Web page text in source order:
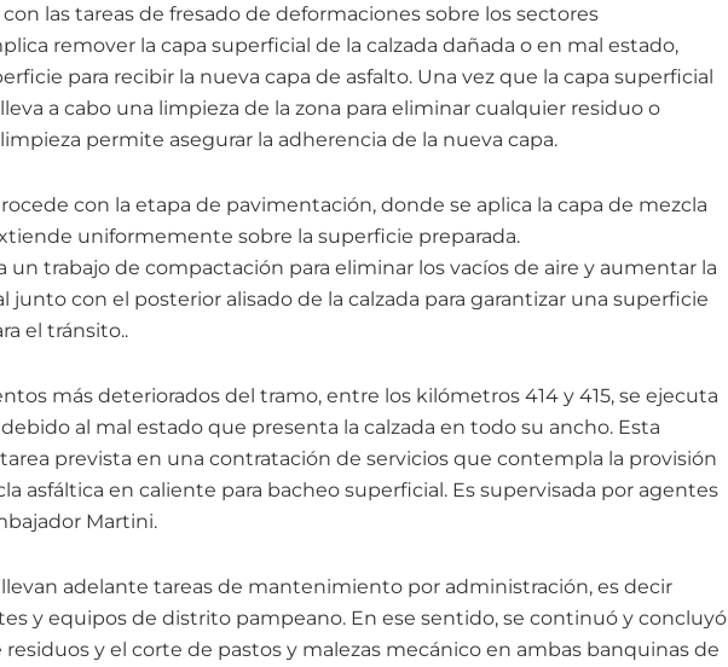
las tareas de fresado de deformaciones sobre los sectores
remover la capa superficial de la calzada dañada o en mal estado,
para recibir la nueva capa de asfalto. Una vez que la capa superficial
a cabo una limpieza de la zona para eliminar cualquier residuo o
permite asegurar la adherencia de la nueva capa.
con la etapa de pavimentación, donde se aplica la capa de mezcla
uniformemente sobre la superficie preparada.
un trabajo de compactación para eliminar los vacíos de aire y aumentar la
junto con el posterior alisado de la calzada para garantizar una superficie
el tránsito..
más deteriorados del tramo, entre los kilómetros 414 y 415, se ejecuta
al mal estado que presenta la calzada en todo su ancho. Esta
prevista en una contratación de servicios que contempla la provisión
asfáltica en caliente para bacheo superficial. Es supervisada por agentes
Martini.
adelante tareas de mantenimiento por administración, es decir
y equipos de distrito pampeano. En ese sentido, se continuó y concluyó
y el corte de pastos y malezas mecánico en ambas banquinas de